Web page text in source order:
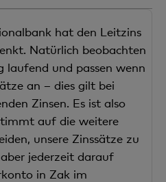
kündigen möchtest.
von drei Monaten
kostenlos beziehen.
darüber, was dich die
kosten würde
limitenüberschreitenden
mit, ob du damit
ja, geben wir die
per 31.12.
per 31.12.
mit unserer
1 Franken.Erfahre mehr.
organisieren. Für «Zak
zu den Töpfen derzeit
Zak noch einfacher zu
Feedbackzur Übersicht
des Budgets auf.
hat den Leitzins
Natürlich beobachten
laufend und passen wenn
an – dies gilt bei
Zinsen. Es ist also
auf die weitere
unsere Zinssätze zu
jederzeit darauf
in Zak im